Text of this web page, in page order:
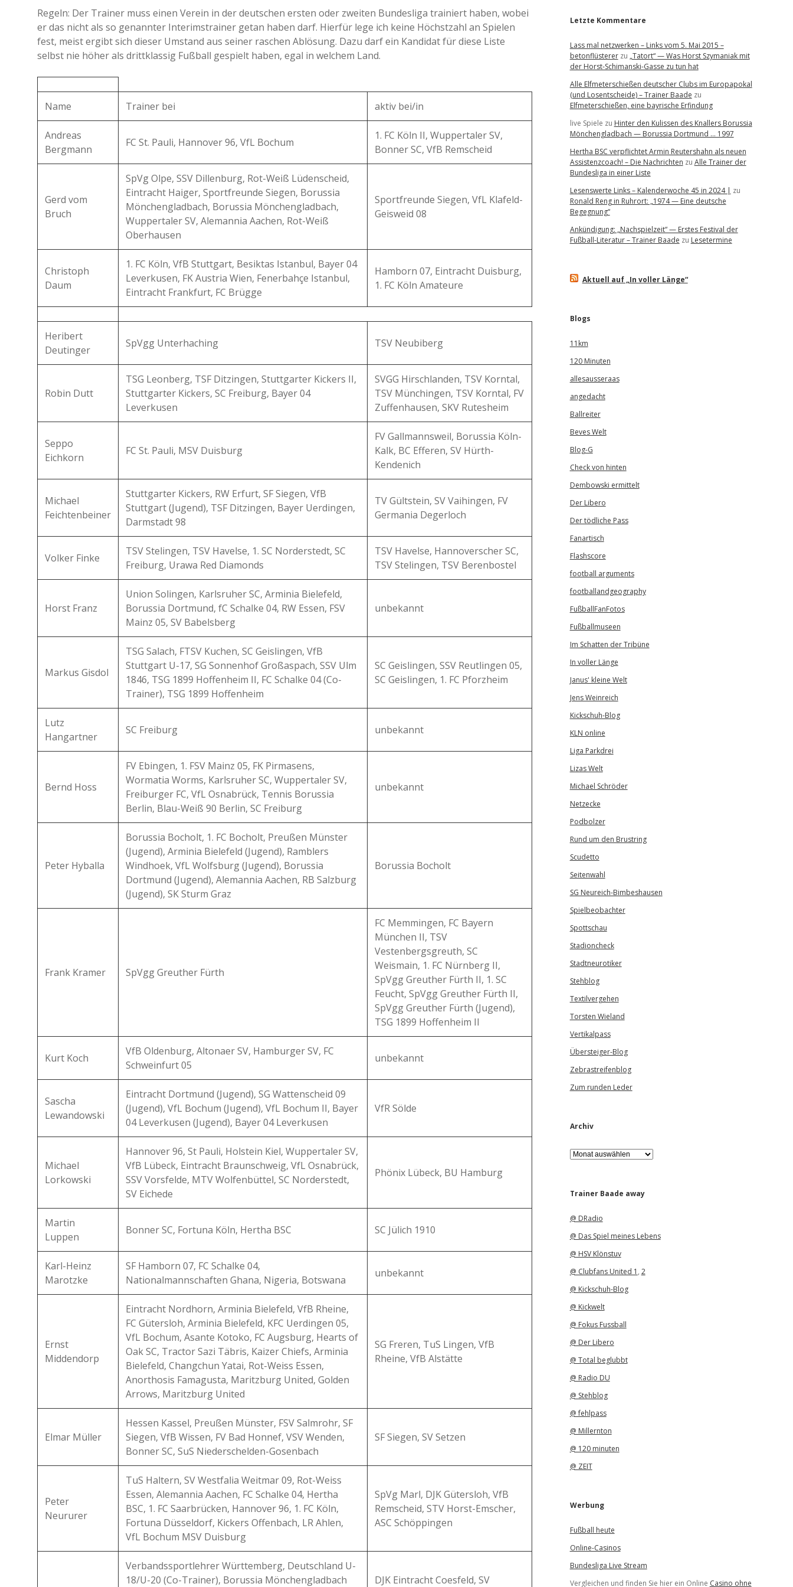
Regeln: Der Trainer muss einen Verein in der deutschen ersten oder zweiten Bundesliga trainiert haben, wobei
er das nicht als so genannter Interimstrainer getan haben darf. Hierfür lege ich keine Höchstzahl an Spielen
fest, meist ergibt sich dieser Umstand aus seiner raschen Ablösung. Dazu darf ein Kandidat für diese Liste
selbst nie höher als drittklassig Fußball gespielt haben, egal in welchem Land.
Name Trainer bei aktiv bei/in
Andreas
Bergmann
FC St. Pauli, Hannover 96, VfL Bochum
1. FC Köln II, Wuppertaler SV,
Bonner SC, VfB Remscheid
Gerd vom
Bruch
SpVg Olpe, SSV Dillenburg, Rot-Weiß Lüdenscheid,
Eintracht Haiger, Sportfreunde Siegen, Borussia
Mönchengladbach, Borussia Mönchengladbach,
Wuppertaler SV, Alemannia Aachen, Rot-Weiß
Oberhausen
Sportfreunde Siegen, VfL Klafeld-
Geisweid 08
Christoph
Daum
1. FC Köln, VfB Stuttgart, Besiktas Istanbul, Bayer 04
Leverkusen, FK Austria Wien, Fenerbahçe Istanbul,
Eintracht Frankfurt, FC Brügge
Hamborn 07, Eintracht Duisburg,
1. FC Köln Amateure
Heribert
Deutinger
SpVgg Unterhaching TSV Neubiberg
Robin Dutt
TSG Leonberg, TSF Ditzingen, Stuttgarter Kickers II,
Stuttgarter Kickers, SC Freiburg, Bayer 04
Leverkusen
SVGG Hirschlanden, TSV Korntal,
TSV Münchingen, TSV Korntal, FV
Zuffenhausen, SKV Rutesheim
Seppo
Eichkorn
FC St. Pauli, MSV Duisburg
FV Gallmannsweil, Borussia Köln-
Kalk, BC Efferen, SV Hürth-
Kendenich
Michael
Feichtenbeiner
Stuttgarter Kickers, RW Erfurt, SF Siegen, VfB
Stuttgart (Jugend), TSF Ditzingen, Bayer Uerdingen,
Darmstadt 98
TV Gültstein, SV Vaihingen, FV
Germania Degerloch
Volker Finke
TSV Stelingen, TSV Havelse, 1. SC Norderstedt, SC
Freiburg, Urawa Red Diamonds
TSV Havelse, Hannoverscher SC,
TSV Stelingen, TSV Berenbostel
Horst Franz
Union Solingen, Karlsruher SC, Arminia Bielefeld,
Borussia Dortmund, fC Schalke 04, RW Essen, FSV
Mainz 05, SV Babelsberg
unbekannt
Markus Gisdol
TSG Salach, FTSV Kuchen, SC Geislingen, VfB
Stuttgart U-17, SG Sonnenhof Großaspach, SSV Ulm
1846, TSG 1899 Hoffenheim II, FC Schalke 04 (Co-
Trainer), TSG 1899 Hoffenheim
SC Geislingen, SSV Reutlingen 05,
SC Geislingen, 1. FC Pforzheim
Lutz
Hangartner
SC Freiburg unbekannt
Bernd Hoss
FV Ebingen, 1. FSV Mainz 05, FK Pirmasens,
Wormatia Worms, Karlsruher SC, Wuppertaler SV,
Freiburger FC, VfL Osnabrück, Tennis Borussia
Berlin, Blau-Weiß 90 Berlin, SC Freiburg
unbekannt
Peter Hyballa
Borussia Bocholt, 1. FC Bocholt, Preußen Münster
(Jugend), Arminia Bielefeld (Jugend), Ramblers
Windhoek, VfL Wolfsburg (Jugend), Borussia
Dortmund (Jugend), Alemannia Aachen, RB Salzburg
(Jugend), SK Sturm Graz
Borussia Bocholt
Frank Kramer SpVgg Greuther Fürth
FC Memmingen, FC Bayern
München II, TSV
Vestenbergsgreuth, SC
Weismain, 1. FC Nürnberg II,
SpVgg Greuther Fürth II, 1. SC
Feucht, SpVgg Greuther Fürth II,
SpVgg Greuther Fürth (Jugend),
TSG 1899 Hoffenheim II
Kurt Koch
VfB Oldenburg, Altonaer SV, Hamburger SV, FC
Schweinfurt 05
unbekannt
Sascha
Lewandowski
Eintracht Dortmund (Jugend), SG Wattenscheid 09
(Jugend), VfL Bochum (Jugend), VfL Bochum II, Bayer
04 Leverkusen (Jugend), Bayer 04 Leverkusen
VfR Sölde
Michael
Lorkowski
Hannover 96, St Pauli, Holstein Kiel, Wuppertaler SV,
VfB Lübeck, Eintracht Braunschweig, VfL Osnabrück,
SSV Vorsfelde, MTV Wolfenbüttel, SC Norderstedt,
SV Eichede
Phönix Lübeck, BU Hamburg
Martin
Luppen
Bonner SC, Fortuna Köln, Hertha BSC SC Jülich 1910
Karl-Heinz
Marotzke
SF Hamborn 07, FC Schalke 04,
Nationalmannschaften Ghana, Nigeria, Botswana
unbekannt
Ernst
Middendorp
Eintracht Nordhorn, Arminia Bielefeld, VfB Rheine,
FC Gütersloh, Arminia Bielefeld, KFC Uerdingen 05,
VfL Bochum, Asante Kotoko, FC Augsburg, Hearts of
Oak SC, Tractor Sazi Täbris, Kaizer Chiefs, Arminia
Bielefeld, Changchun Yatai, Rot-Weiss Essen,
Anorthosis Famagusta, Maritzburg United, Golden
Arrows, Maritzburg United
SG Freren, TuS Lingen, VfB
Rheine, VfB Alstätte
Elmar Müller
Hessen Kassel, Preußen Münster, FSV Salmrohr, SF
Siegen, VfB Wissen, FV Bad Honnef, VSV Wenden,
Bonner SC, SuS Niederschelden-Gosenbach
SF Siegen, SV Setzen
Peter
Neururer
TuS Haltern, SV Westfalia Weitmar 09, Rot-Weiss
Essen, Alemannia Aachen, FC Schalke 04, Hertha
BSC, 1. FC Saarbrücken, Hannover 96, 1. FC Köln,
Fortuna Düsseldorf, Kickers Offenbach, LR Ahlen,
VfL Bochum MSV Duisburg
SpVg Marl, DJK Gütersloh, VfB
Remscheid, STV Horst-Emscher,
ASC Schöppingen
Verbandssportlehrer Württemberg, Deutschland U-
18/U-20 (Co-Trainer), Borussia Mönchengladbach
DJK Eintracht Coesfeld, SV
Letzte Kommentare
Lass mal netzwerken – Links vom 5. Mai 2015 –
betonflüstererzu „Tatort“ — Was Horst Szymaniak mit
der Horst-Schimanski-Gasse zu tun hat
Alle Elfmeterschießen deutscher Clubs im Europapokal
(und Losentscheide) – Trainer Baade zu
Elfmeterschießen, eine bayrische Erfindung
live Spiele zu Hinter den Kulissen des Knallers Borussia
Mönchengladbach — Borussia Dortmund … 1997
Hertha BSC verpflichtet Armin Reutershahn als neuen
Assistenzcoach! – Die Nachrichten zu Alle Trainer der
Bundesliga in einer Liste
Lesenswerte Links – Kalenderwoche 45 in 2024 | zu
Ronald Reng in Ruhrort: „1974 — Eine deutsche
Begegnung“
Ankündigung: „Nachspielzeit“ — Erstes Festival der
Fußball-Literatur – Trainer Baade zu Lesetermine
Aktuell auf „In voller Länge“
Blogs
11km
120 Minuten
allesausseraas
angedacht
Ballreiter
Beves Welt
Blog-G
Check von hinten
Dembowski ermittelt
Der Libero
Der tödliche Pass
Fanartisch
Flashscore
football arguments
footballandgeography
FußballFanFotos
Fußballmuseen
Im Schatten der Tribüne
In voller Länge
Janus' kleine Welt
Jens Weinreich
Kickschuh-Blog
KLN online
Liga Parkdrei
Lizas Welt
Michael Schröder
Netzecke
Podbolzer
Rund um den Brustring
Scudetto
Seitenwahl
SG Neureich-Bimbeshausen
Spielbeobachter
Spottschau
Stadioncheck
Stadtneurotiker
Stehblog
Textilvergehen
Torsten Wieland
Vertikalpass
Übersteiger-Blog
Zebrastreifenblog
Zum runden Leder
Archiv
A
r
iTrainer Baade away
@ DRadio
@ Das Spiel meines Lebens
@ HSV Klönstuv
@ Clubfans United 1 , 2
@ Kickschuh-Blog
@ Kickwelt
@ Fokus Fussball
@ Der Libero
@ Total beglubbt
@ Radio DU
@ Stehblog
@ fehlpass
@ Millernton
@ 120 minuten
@ ZEIT
Werbung
Fußball heute
Online-Casinos
Bundesliga Live Stream
Vergleichen und finden Sie hier ein Online Casino ohne